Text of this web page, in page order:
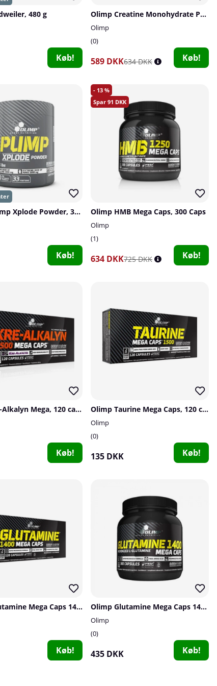
480 g
Køb!
Olimp Creatine Monohydrate Powder Creapure, 500 g
Olimp
0
589 DKK634 DKK Køb!
OLIMP Pump Xplode Powder, 300 g
Køb!
13
91
Olimp HMB Mega Caps, 300 Caps
Olimp
1
634 DKK725 DKK Køb!
Olimp Kre-Alkalyn Mega, 120 caps
Køb!
Olimp Taurine Mega Caps, 120 caps
Olimp
0
135 DKK Køb!
OLIMP Glutamine Mega Caps 1400, 120 caps
Køb!
Olimp Glutamine Mega Caps 1400, 300 caps
Olimp
0
435 DKK Køb!